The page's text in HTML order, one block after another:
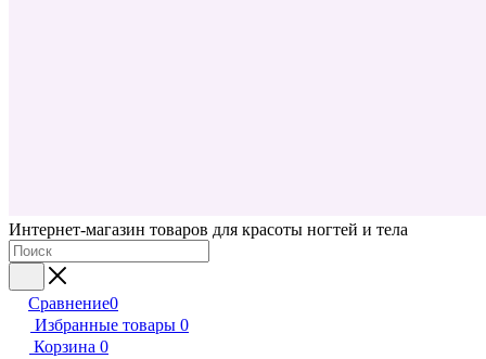
Интернет-магазин товаров для красоты ногтей и тела
Сравнение0
Избранные товары 0
Корзина 0